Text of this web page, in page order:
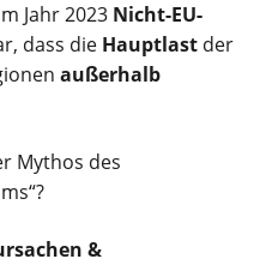
Jahr 2023 Nicht-EU-
dass die Hauptlast der
außerhalb
Mythos des
&